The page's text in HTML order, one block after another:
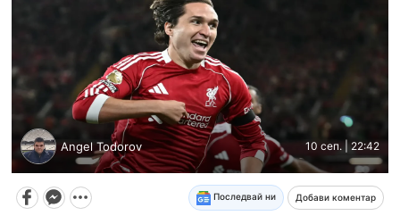
Angel Todorov 10 сеп. | 22:42
Последвай ни Добави коментар